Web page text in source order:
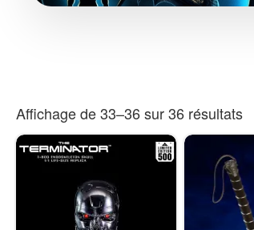
Affichage de 33–36 sur 36 résultats